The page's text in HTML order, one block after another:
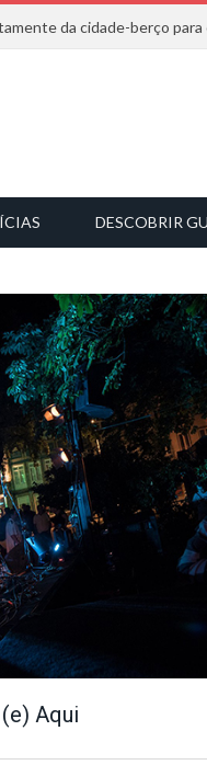
DESCOBRIR
Aqui